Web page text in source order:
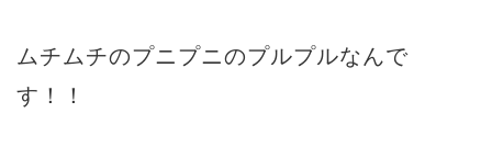
ムチムチのプニプニのプルプルなんで
す！！